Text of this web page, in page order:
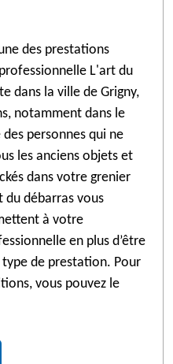
des prestations
L'art du
dans la ville de Grigny,
notamment dans le
personnes qui ne
les anciens objets et
dans votre grenier
du débarras vous
à votre
en plus d’être
de prestation. Pour
vous pouvez le